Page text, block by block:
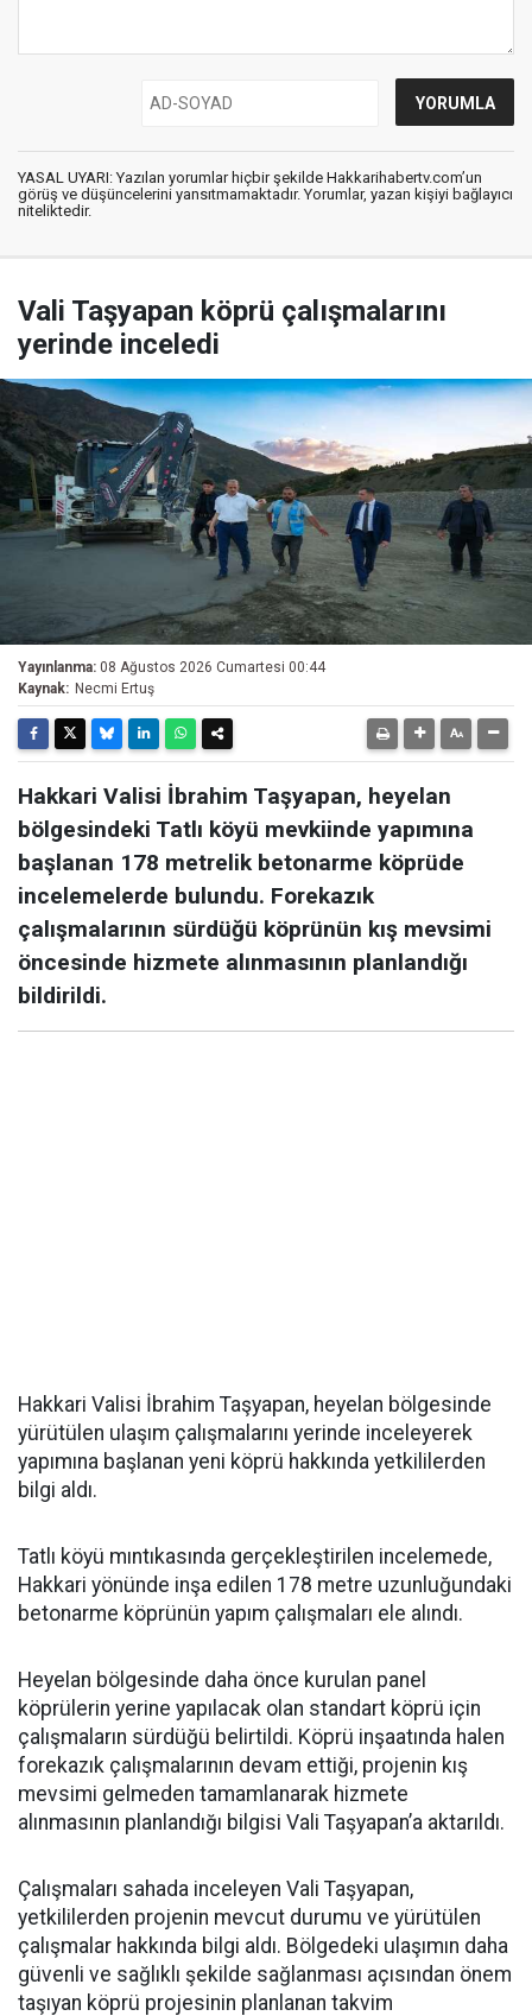
YASAL UYARI: Yazılan yorumlar hiçbir şekilde Hakkarihabertv.com’un
görüş ve düşüncelerini yansıtmamaktadır. Yorumlar, yazan kişiyi bağlayıcı
niteliktedir.
Vali Taşyapan köprü çalışmalarını
yerinde inceledi
Yayınlanma: 08 Ağustos 2026 Cumartesi 00:44
Kaynak: Necmi Ertuş
Hakkari Valisi İbrahim Taşyapan, heyelan
bölgesindeki Tatlı köyü mevkiinde yapımına
başlanan 178 metrelik betonarme köprüde
incelemelerde bulundu. Forekazık
çalışmalarının sürdüğü köprünün kış mevsimi
öncesinde hizmete alınmasının planlandığı
bildirildi.
Hakkari Valisi İbrahim Taşyapan, heyelan bölgesinde
yürütülen ulaşım çalışmalarını yerinde inceleyerek
yapımına başlanan yeni köprü hakkında yetkililerden
bilgi aldı.
Tatlı köyü mıntıkasında gerçekleştirilen incelemede,
Hakkari yönünde inşa edilen 178 metre uzunluğundaki
betonarme köprünün yapım çalışmaları ele alındı.
Heyelan bölgesinde daha önce kurulan panel
köprülerin yerine yapılacak olan standart köprü için
çalışmaların sürdüğü belirtildi. Köprü inşaatında halen
forekazık çalışmalarının devam ettiği, projenin kış
mevsimi gelmeden tamamlanarak hizmete
alınmasının planlandığı bilgisi Vali Taşyapan’a aktarıldı.
Çalışmaları sahada inceleyen Vali Taşyapan,
yetkililerden projenin mevcut durumu ve yürütülen
çalışmalar hakkında bilgi aldı. Bölgedeki ulaşımın daha
güvenli ve sağlıklı şekilde sağlanması açısından önem
taşıyan köprü projesinin planlanan takvim